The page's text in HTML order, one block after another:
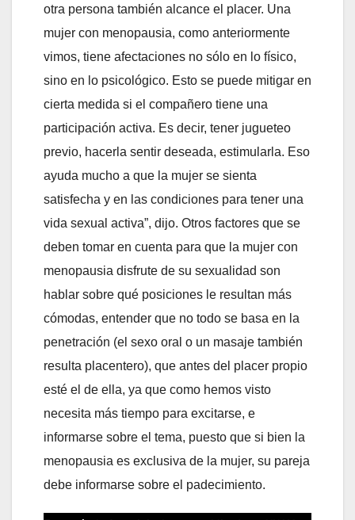
otra persona también alcance el placer. Una
mujer con menopausia, como anteriormente
vimos, tiene afectaciones no sólo en lo físico,
sino en lo psicológico. Esto se puede mitigar en
cierta medida si el compañero tiene una
participación activa. Es decir, tener jugueteo
previo, hacerla sentir deseada, estimularla. Eso
ayuda mucho a que la mujer se sienta
satisfecha y en las condiciones para tener una
vida sexual activa”, dijo. Otros factores que se
deben tomar en cuenta para que la mujer con
menopausia disfrute de su sexualidad son
hablar sobre qué posiciones le resultan más
cómodas, entender que no todo se basa en la
penetración (el sexo oral o un masaje también
resulta placentero), que antes del placer propio
esté el de ella, ya que como hemos visto
necesita más tiempo para excitarse, e
informarse sobre el tema, puesto que si bien la
menopausia es exclusiva de la mujer, su pareja
debe informarse sobre el padecimiento.